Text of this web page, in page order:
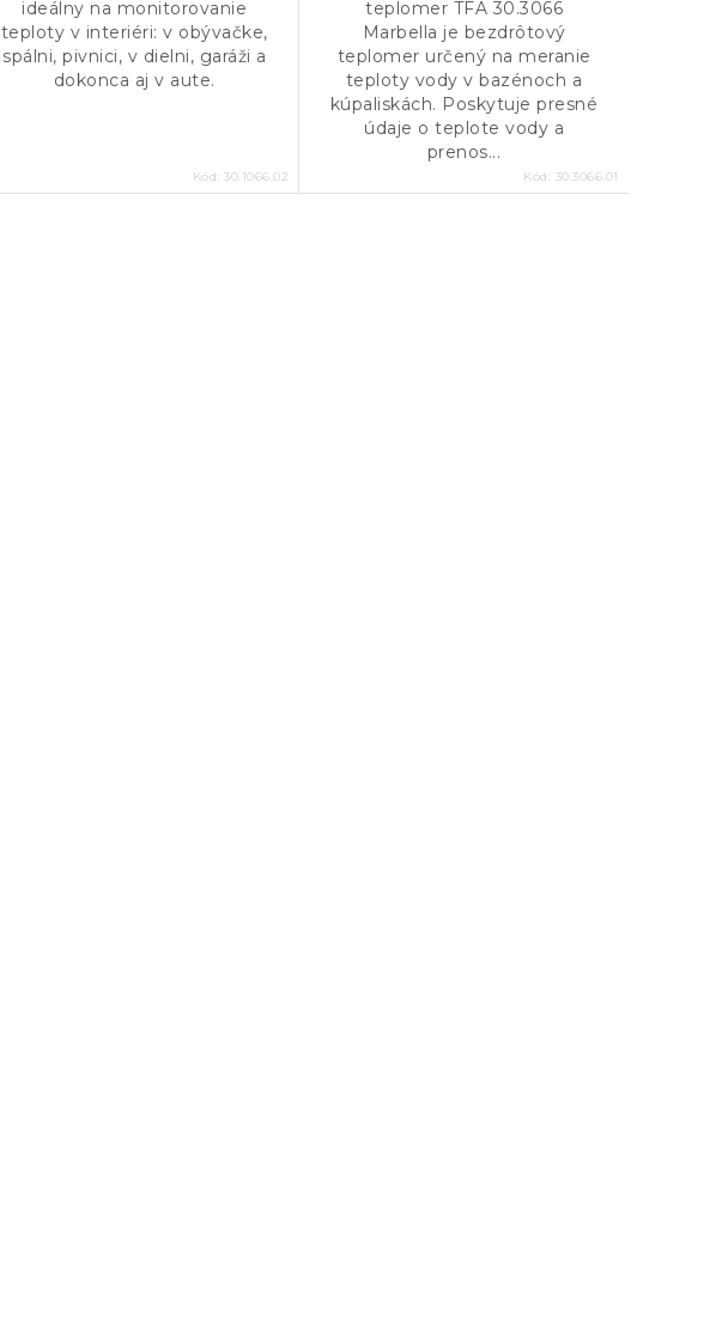
ideálny na monitorovanie
teploty v interiéri: v obývačke,
spálni, pivnici, v dielni, garáži a
dokonca aj v aute.
Kód:30.1066.02
teplomer TFA 30.3066
Marbella je bezdrôtový
teplomer určený na meranie
teploty vody v bazénoch a
kúpaliskách. Poskytuje presné
údaje o teplote vody a
prenos...
Kód: 30.3066.01